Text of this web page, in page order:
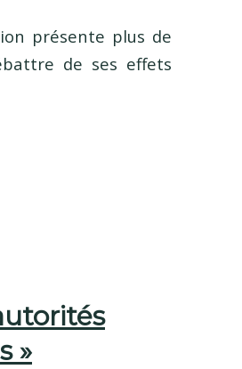
présente plus de
de ses effets
»